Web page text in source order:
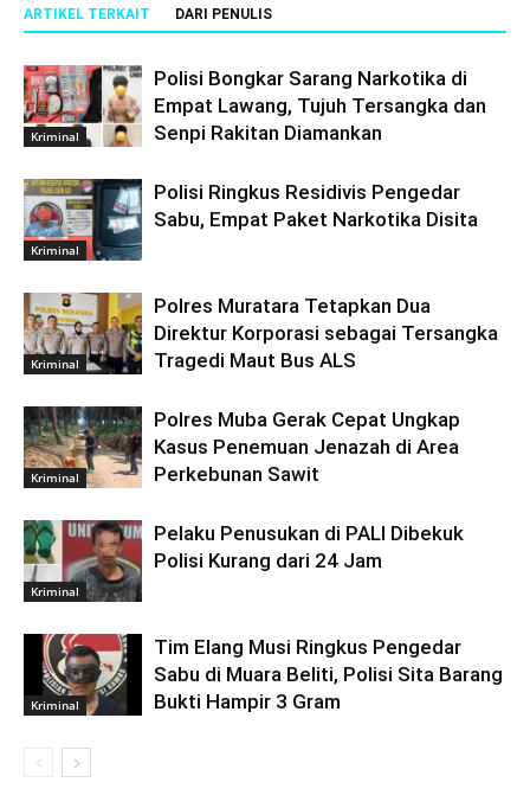
ARTIKEL TERKAIT DARI PENULIS
Kriminal
Polisi Bongkar Sarang Narkotika di
Empat Lawang, Tujuh Tersangka dan
Senpi Rakitan Diamankan
Kriminal
Polisi Ringkus Residivis Pengedar
Sabu, Empat Paket Narkotika Disita
Kriminal
Polres Muratara Tetapkan Dua
Direktur Korporasi sebagai Tersangka
Tragedi Maut Bus ALS
Kriminal
Polres Muba Gerak Cepat Ungkap
Kasus Penemuan Jenazah di Area
Perkebunan Sawit
Kriminal
Pelaku Penusukan di PALI Dibekuk
Polisi Kurang dari 24 Jam
Kriminal
Tim Elang Musi Ringkus Pengedar
Sabu di Muara Beliti, Polisi Sita Barang
Bukti Hampir 3 Gram